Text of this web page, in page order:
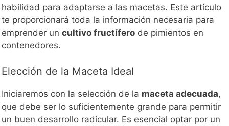
habilidad para adaptarse a las macetas. Este artículo
te proporcionará toda la información necesaria para
emprender un cultivo fructífero de pimientos en
contenedores.
Elección de la Maceta Ideal
Iniciaremos con la selección de la maceta adecuada,
que debe ser lo suficientemente grande para permitir
un buen desarrollo radicular. Es esencial optar por un